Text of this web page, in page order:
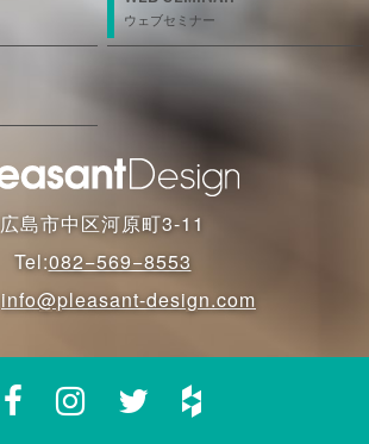
広島市中区河原町3-11
Tel:082−569−8553
info@pleasant-design.com